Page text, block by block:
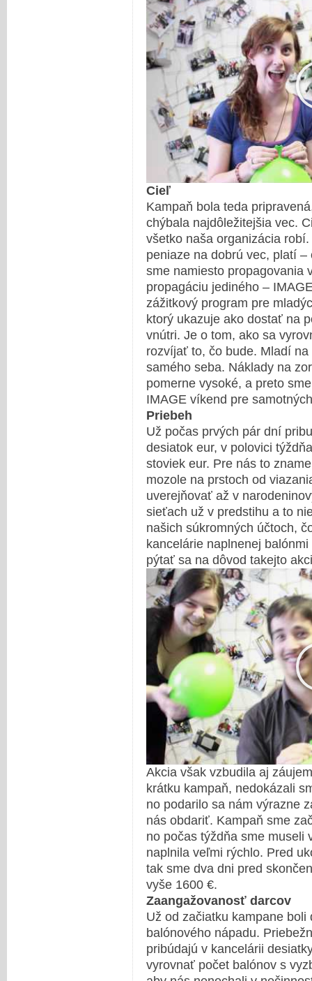
Cieľ
Kampaň bola teda
chýbala najdôležitejšia vec.
všetko naša organizácia
peniaze na dobrú vec, platí
sme namiesto propagovania
propagáciu jediného –
zážitkový program pre
ktorý ukazuje ako dostať na
vnútri. Je o tom, ako sa
rozvíjať to, čo bude. Mladí
samého seba. Náklady na
pomerne vysoké, a preto
IMAGE víkend pre
Priebeh
Už počas prvých pár dní
desiatok eur, v polovici
stoviek eur. Pre nás to
mozole na prstoch od
uverejňovať až v
sieťach už v predstihu a to
našich súkromných účtoch,
kancelárie naplnenej
pýtať sa na dôvod takejto
Akcia však vzbudila aj
krátku kampaň, nedokázali
no podarilo sa nám výrazne
nás obdariť. Kampaň sme
no počas týždňa sme museli
naplnila veľmi rýchlo. Pred
tak sme dva dni pred
vyše 1600 €.
Zaangažovanosť darcov
Už od začiatku kampane
balónového nápadu.
pribúdajú v kancelárii
vyrovnať počet balónov s